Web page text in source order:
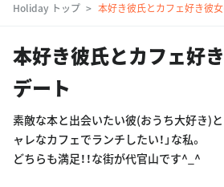
Holiday トップ 本好き彼氏とカフェ好き彼
本好き彼氏とカフェ好
デート
素敵な本と出会いたい彼(おうち大好き)と
ャレなカフェでランチしたい！」な私。
どちらも満足！！な街が代官山です^_^